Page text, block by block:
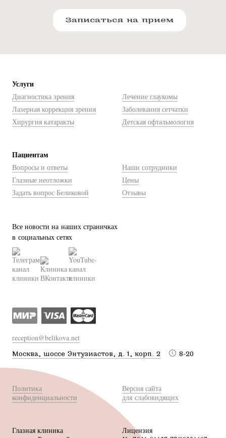
Записаться на прием
Услуги
Диагностика зрения
Лазерная коррекция зрения
Хирургия катаракты
Лечение глаукомы
Заболевания сетчатки
Детская офтальмология
Пациентам
Вопросы и ответы
Глазные неотложки
Задать вопрос Беликовой
Наши сотрудники
Цены
Отзывы
Все новости на наших страничках
в социальных сетях
reception@belikova.net
Москва, шоссе Энтузиастов, д. 1, корп. 2 8-20
Политика
конфиденциальности
Версия сайта
для слабовидящих
Глазная клиника
Лицензия